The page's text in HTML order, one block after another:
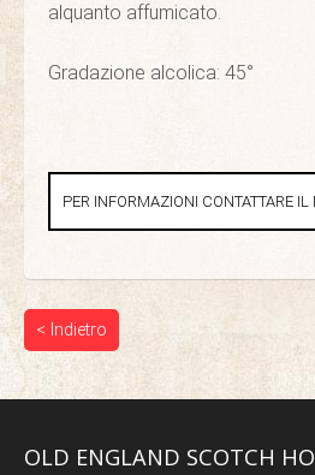
alquanto affumicato.
Gradazione alcolica: 45°
PER INFORMAZIONI CONTATTARE IL
< Indietro
OLD ENGLAND SCOTCH